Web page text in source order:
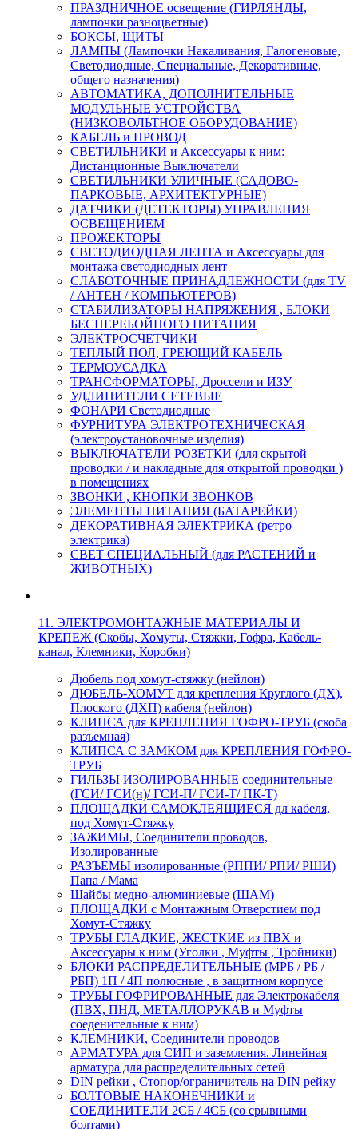
ПРАЗДНИЧНОЕ освещение (ГИРЛЯНДЫ,
лампочки разноцветные)
БОКСЫ, ЩИТЫ
ЛАМПЫ (Лампочки Накаливания, Галогеновые,
Светодиодные, Специальные, Декоративные,
общего назначения)
АВТОМАТИКА, ДОПОЛНИТЕЛЬНЫЕ
МОДУЛЬНЫЕ УСТРОЙСТВА
(НИЗКОВОЛЬТНОЕ ОБОРУДОВАНИЕ)
КАБЕЛЬ и ПРОВОД
СВЕТИЛЬНИКИ и Аксессуары к ним:
Дистанционные Выключатели
СВЕТИЛЬНИКИ УЛИЧНЫЕ (САДОВО-
ПАРКОВЫЕ, АРХИТЕКТУРНЫЕ)
ДАТЧИКИ (ДЕТЕКТОРЫ) УПРАВЛЕНИЯ
ОСВЕЩЕНИЕМ
ПРОЖЕКТОРЫ
СВЕТОДИОДНАЯ ЛЕНТА и Аксессуары для
монтажа светодиодных лент
СЛАБОТОЧНЫЕ ПРИНАДЛЕЖНОСТИ (для TV
/ АНТЕН / КОМПЬЮТЕРОВ)
СТАБИЛИЗАТОРЫ НАПРЯЖЕНИЯ , БЛОКИ
БЕСПЕРЕБОЙНОГО ПИТАНИЯ
ЭЛЕКТРОСЧЕТЧИКИ
ТЕПЛЫЙ ПОЛ, ГРЕЮЩИЙ КАБЕЛЬ
ТЕРМОУСАДКА
ТРАНСФОРМАТОРЫ, Дроссели и ИЗУ
УДЛИНИТЕЛИ СЕТЕВЫЕ
ФОНАРИ Светодиодные
ФУРНИТУРА ЭЛЕКТРОТЕХНИЧЕСКАЯ
(электроустановочные изделия)
ВЫКЛЮЧАТЕЛИ РОЗЕТКИ (для скрытой
проводки / и накладные для открытой проводки )
в помещениях
ЗВОНКИ , КНОПКИ ЗВОНКОВ
ЭЛЕМЕНТЫ ПИТАНИЯ (БАТАРЕЙКИ)
ДЕКОРАТИВНАЯ ЭЛЕКТРИКА (ретро
электрика)
СВЕТ СПЕЦИАЛЬНЫЙ (для РАСТЕНИЙ и
ЖИВОТНЫХ)
11. ЭЛЕКТРОМОНТАЖНЫЕ МАТЕРИАЛЫ И
КРЕПЕЖ (Скобы, Хомуты, Стяжки, Гофра, Кабель-
канал, Клемники, Коробки)
Дюбель под хомут-стяжку (нейлон)
ДЮБЕЛЬ-ХОМУТ для крепления Круглого (ДХ),
Плоского (ДХП) кабеля (нейлон)
КЛИПСА для КРЕПЛЕНИЯ ГОФРО-ТРУБ (скоба
разъемная)
КЛИПСА С ЗАМКОМ для КРЕПЛЕНИЯ ГОФРО-
ТРУБ
ГИЛЬЗЫ ИЗОЛИРОВАННЫЕ соединительные
(ГСИ/ ГСИ(н)/ ГСИ-П/ ГСИ-Т/ ПК-Т)
ПЛОЩАДКИ САМОКЛЕЯЩИЕСЯ дл кабеля,
под Хомут-Стяжку
ЗАЖИМЫ, Соединители проводов,
Изолированные
РАЗЪЕМЫ изолированные (РППИ/ РПИ/ РШИ)
Папа / Мама
Шайбы медно-алюминиевые (ШАМ)
ПЛОЩАДКИ с Монтажным Отверстием под
Хомут-Стяжку
ТРУБЫ ГЛАДКИЕ, ЖЕСТКИЕ из ПВХ и
Аксессуары к ним (Уголки , Муфты , Тройники)
БЛОКИ РАСПРЕДЕЛИТЕЛЬНЫЕ (МРБ / РБ /
РБП) 1П / 4П полюсные , в защитном корпусе
ТРУБЫ ГОФРИРОВАННЫЕ для Электрокабеля
(ПВХ, ПНД, МЕТАЛЛОРУКАВ и Муфты
соеденительные к ним)
КЛЕМНИКИ, Соединители проводов
АРМАТУРА для СИП и заземления. Линейная
арматура для распределительных сетей
DIN рейки , Стопор/ограничитель на DIN рейку
БОЛТОВЫЕ НАКОНЕЧНИКИ и
СОЕДИНИТЕЛИ 2СБ / 4СБ (со срывными
болтами)